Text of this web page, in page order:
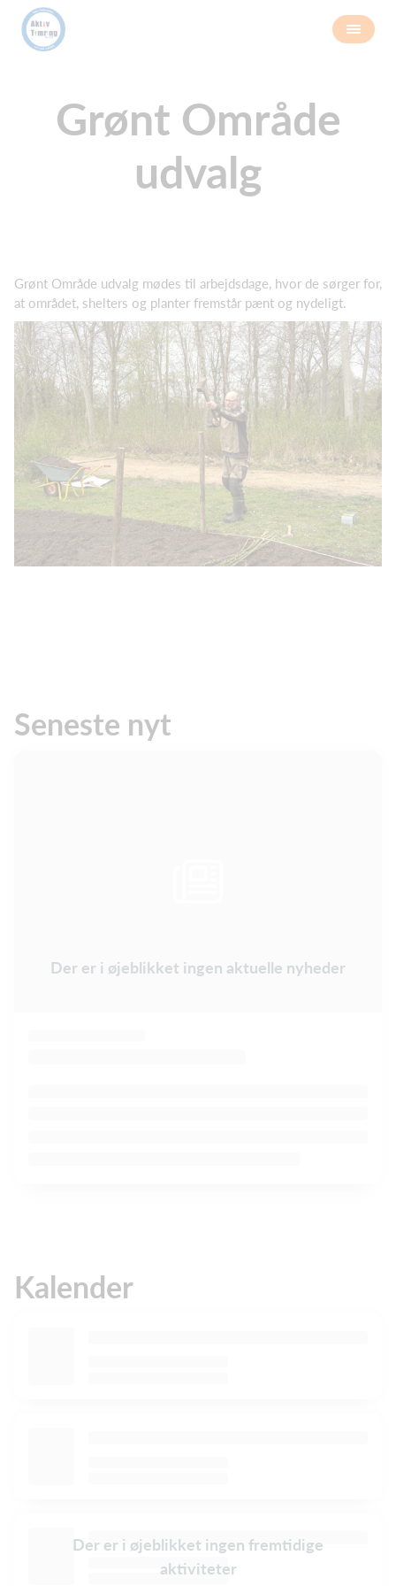
Grønt Område
udvalg
Grønt Område udvalg mødes til arbejdsdage, hvor de sørger for,
at området, shelters og planter fremstår pænt og nydeligt.
Seneste nyt
Der er i øjeblikket ingen aktuelle nyheder
Kalender
Der er i øjeblikket ingen fremtidige
aktiviteter